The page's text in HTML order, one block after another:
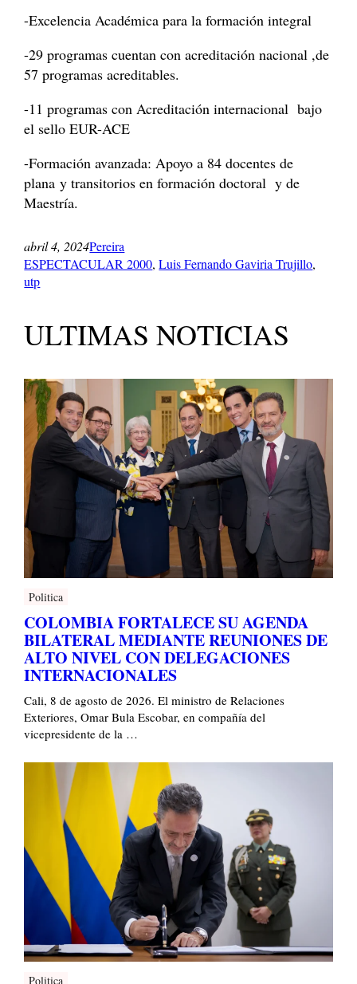
-Excelencia Académica para la formación integral
-29 programas cuentan con acreditación nacional ,de
57 programas acreditables.
-11 programas con Acreditación internacional bajo
el sello EUR-ACE
-Formación avanzada: Apoyo a 84 docentes de
plana y transitorios en formación doctoral y de
Maestría.
abril 4, 2024Pereira
ESPECTACULAR 2000, Luis Fernando Gaviria Trujillo
utp
ULTIMAS NOTICIAS
Politica
COLOMBIA FORTALECE SU AGENDA
BILATERAL MEDIANTE REUNIONES DE
ALTO NIVEL CON DELEGACIONES
INTERNACIONALES
Cali, 8 de agosto de 2026. El ministro de Relaciones
Exteriores, Omar Bula Escobar, en compañía del
vicepresidente de la …
Politica